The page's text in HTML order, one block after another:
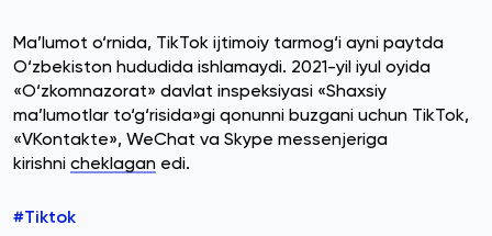
Ma’lumot o‘rnida, TikTok ijtimoiy tarmog‘i ayni paytda
O‘zbekiston hududida ishlamaydi. 2021-yil iyul oyida
«O‘zkomnazorat» davlat inspeksiyasi «Shaxsiy
ma’lumotlar to‘g‘risida»gi qonunni buzgani uchun TikTok,
«VKontakte», WeChat va Skype messenjeriga
kirishni cheklagan edi.
#Tiktok